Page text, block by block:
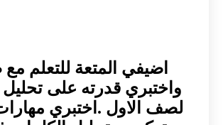
اضيفي المتعة للتعلم
واختبري قدرته على
لصف الاول .اختبري